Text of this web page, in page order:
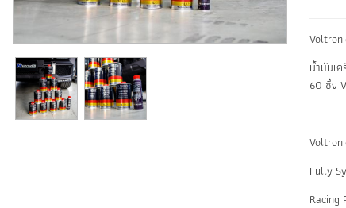
น้ำมันเ
60 ซึ่ง
Fully
Racing